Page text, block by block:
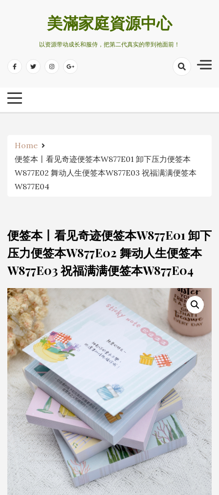
美滿家庭資源中心
以资源带动成长和服侍，把第二代真实的带到祂面前！
Home
便签本丨看见奇迹便签本W877E01 卸下压力便签本
W877E02 舞动人生便签本W877E03 祝福满满便签本
W877E04
便签本丨看见奇迹便签本W877E01 卸下
压力便签本W877E02 舞动人生便签本
W877E03 祝福满满便签本W877E04
No
Comments